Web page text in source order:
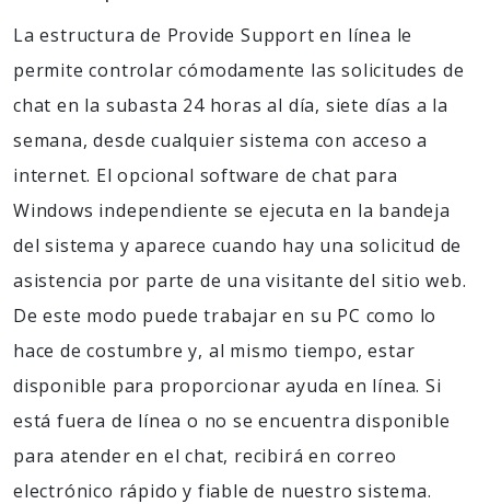
La estructura de Provide Support en línea le
permite controlar cómodamente las solicitudes de
chat en la subasta 24 horas al día, siete días a la
semana, desde cualquier sistema con acceso a
internet. El opcional software de chat para
Windows independiente se ejecuta en la bandeja
del sistema y aparece cuando hay una solicitud de
asistencia por parte de una visitante del sitio web.
De este modo puede trabajar en su PC como lo
hace de costumbre y, al mismo tiempo, estar
disponible para proporcionar ayuda en línea. Si
está fuera de línea o no se encuentra disponible
para atender en el chat, recibirá en correo
electrónico rápido y fiable de nuestro sistema.